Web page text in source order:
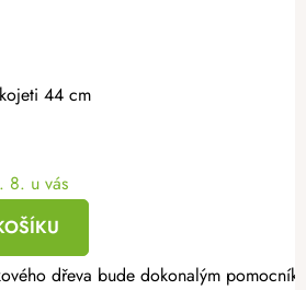
44 cm
8. u vás
dřeva bude dokonalým